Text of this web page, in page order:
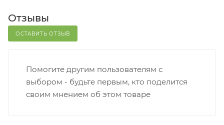
Отзывы
ОСТАВИТЬ ОТЗЫВ
Помогите другим пользователям с
выбором - будьте первым, кто поделится
своим мнением об этом товаре